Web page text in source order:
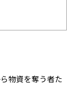
物資を奪う者た